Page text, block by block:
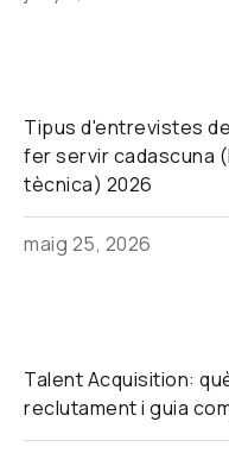
Tipus d'entrevistes
fer servir cadascuna
tècnica) 2026
maig 25, 2026
Talent Acquisition:
reclutament i guia